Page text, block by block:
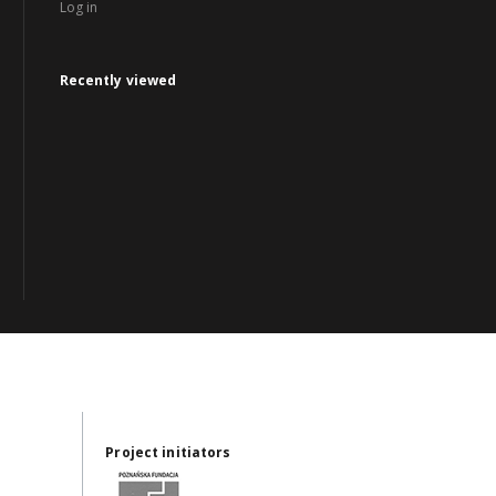
Log in
Recently viewed
Project initiators